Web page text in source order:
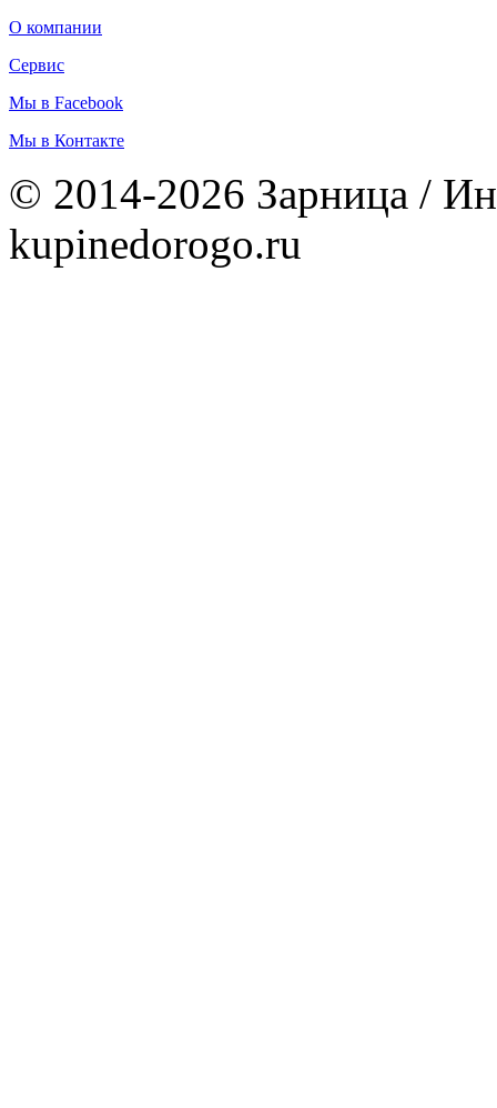
О компании
Сервис
Мы в Facebook
Мы в Контакте
© 2014-2026 Зарница /
kupinedorogo.ru